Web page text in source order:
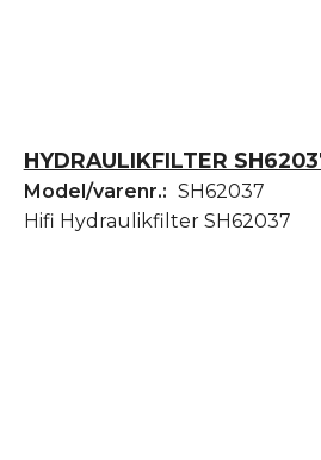
HYDRAULIKFILTER
Model/varenr.: SH62037
Hifi Hydraulikfilter SH62037